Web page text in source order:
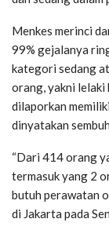
Menkes merinci
99% gejalanya
kategori sedang
orang, yakni lelaki
dilaporkan
dinyatakan
“Dari 414 orang
termasuk yang 2
butuh perawatan
di Jakarta pada